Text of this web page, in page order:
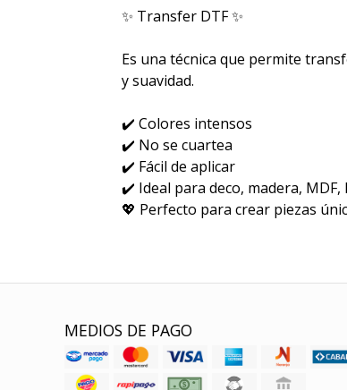
✨ Transfer DTF ✨
Es una técnica que permite
y suavidad.
✔️ Colores intensos
✔️ No se cuartea
✔️ Fácil de aplicar
✔️ Ideal para deco, madera, MDF,
💖 Perfecto para crear piezas
MEDIOS DE PAGO